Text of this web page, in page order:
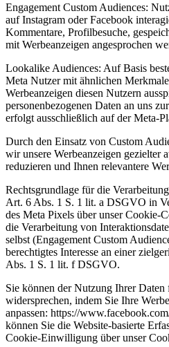
Engagement Custom Audiences:
auf Instagram oder Facebook
Kommentare, Profilbesuche,
mit Werbeanzeigen angesprochen
Lookalike Audiences: Auf Basis
Meta Nutzer mit ähnlichen
Werbeanzeigen diesen Nutzern
personenbezogenen Daten an uns
erfolgt ausschließlich auf der Meta-
Durch den Einsatz von Custom
wir unsere Werbeanzeigen gezielter
reduzieren und Ihnen relevantere
Rechtsgrundlage für die
Art. 6 Abs. 1 S. 1 lit. a DSGVO in
des Meta Pixels über unser Cookie-
die Verarbeitung von
selbst (Engagement Custom
berechtigtes Interesse an einer
Abs. 1 S. 1 lit. f DSGVO.
Sie können der Nutzung Ihrer
widersprechen, indem Sie Ihre
anpassen: https://
können Sie die Website-basierte
Cookie-Einwilligung über unser